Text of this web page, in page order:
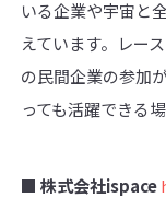
いる企業や宇宙と
えています。レー
の民間企業の参加
っても活躍できる
■ 株式会社ispace